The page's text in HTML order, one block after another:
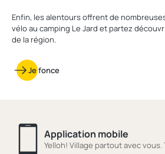
Enfin, les alentours offrent de
vélo au camping Le Jard et partez
de la région.
Je fonce
Application mobile
Yelloh! Village partout avec